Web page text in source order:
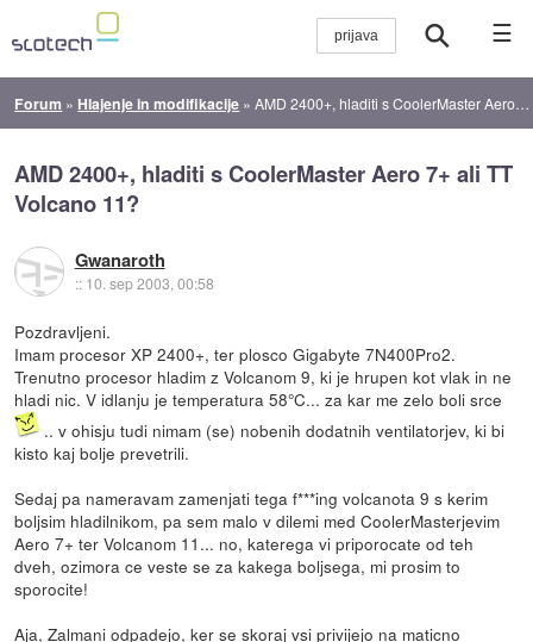
☰
Forum » Hlajenje in modifikacije »AMD 2400+, hladiti s CoolerMaster Aero 7+ ali TT Volcano 11?
AMD 2400+, hladiti s CoolerMaster Aero 7+ ali TT
Volcano 11?
Gwanaroth
:: 10. sep 2003, 00:58
Pozdravljeni.
Imam procesor XP 2400+, ter plosco Gigabyte 7N400Pro2.
Trenutno procesor hladim z Volcanom 9, ki je hrupen kot vlak in ne
hladi nic. V idlanju je temperatura 58°C... za kar me zelo boli srce
.. v ohisju tudi nimam (se) nobenih dodatnih ventilatorjev, ki bi
kisto kaj bolje prevetrili.
Sedaj pa nameravam zamenjati tega f***ing volcanota 9 s kerim
boljsim hladilnikom, pa sem malo v dilemi med CoolerMasterjevim
Aero 7+ ter Volcanom 11... no, katerega vi priporocate od teh
dveh, ozimora ce veste se za kakega boljsega, mi prosim to
sporocite!
Aja, Zalmani odpadejo, ker se skoraj vsi privijejo na maticno